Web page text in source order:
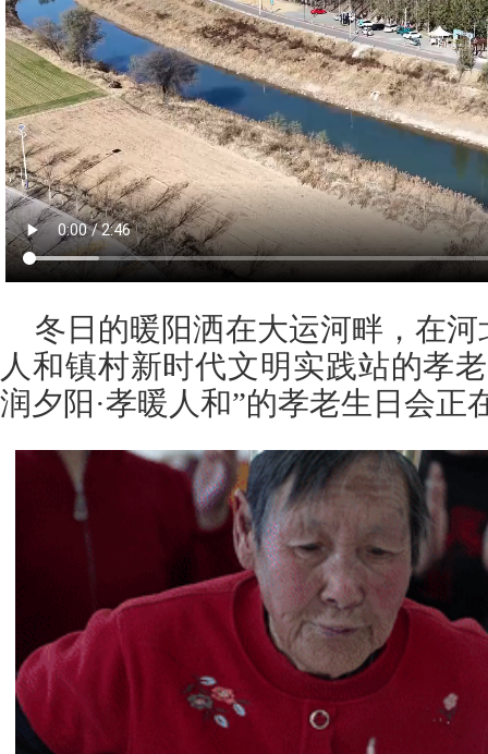
冬日的暖阳洒在大运河畔，在
人和镇村新时代文明实践站的孝
润夕阳·孝暖人和”的孝老生日会正